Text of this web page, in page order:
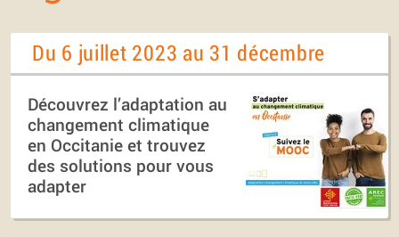
Du 6 juillet 2023 au 31 décembre
Découvrez l’adaptation au
changement climatique
en Occitanie et trouvez
des solutions pour vous
adapter